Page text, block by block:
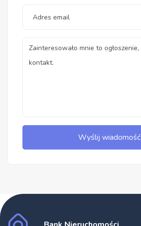
Wyślij wiadomość